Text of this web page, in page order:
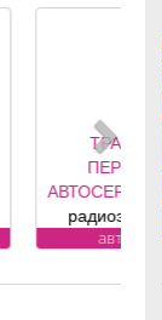
-
РЕМОНТ
ЭБУ,